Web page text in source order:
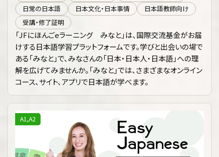
日常の日本語
日本文化・日本事情
日本語教師向け
受講・修了証明
「JFにほんごeラーニング みなと」は、国際交流基金がお届
けする日本語学習プラットフォームです。学びと出会いの場で
ある「みなと」で、みなさんの「日本・日本人・日本語」への理
解を広げてみませんか。「みなと」では、さまざまなオンライン
コース、サイト、アプリで日本語が学べます。
A1,A2